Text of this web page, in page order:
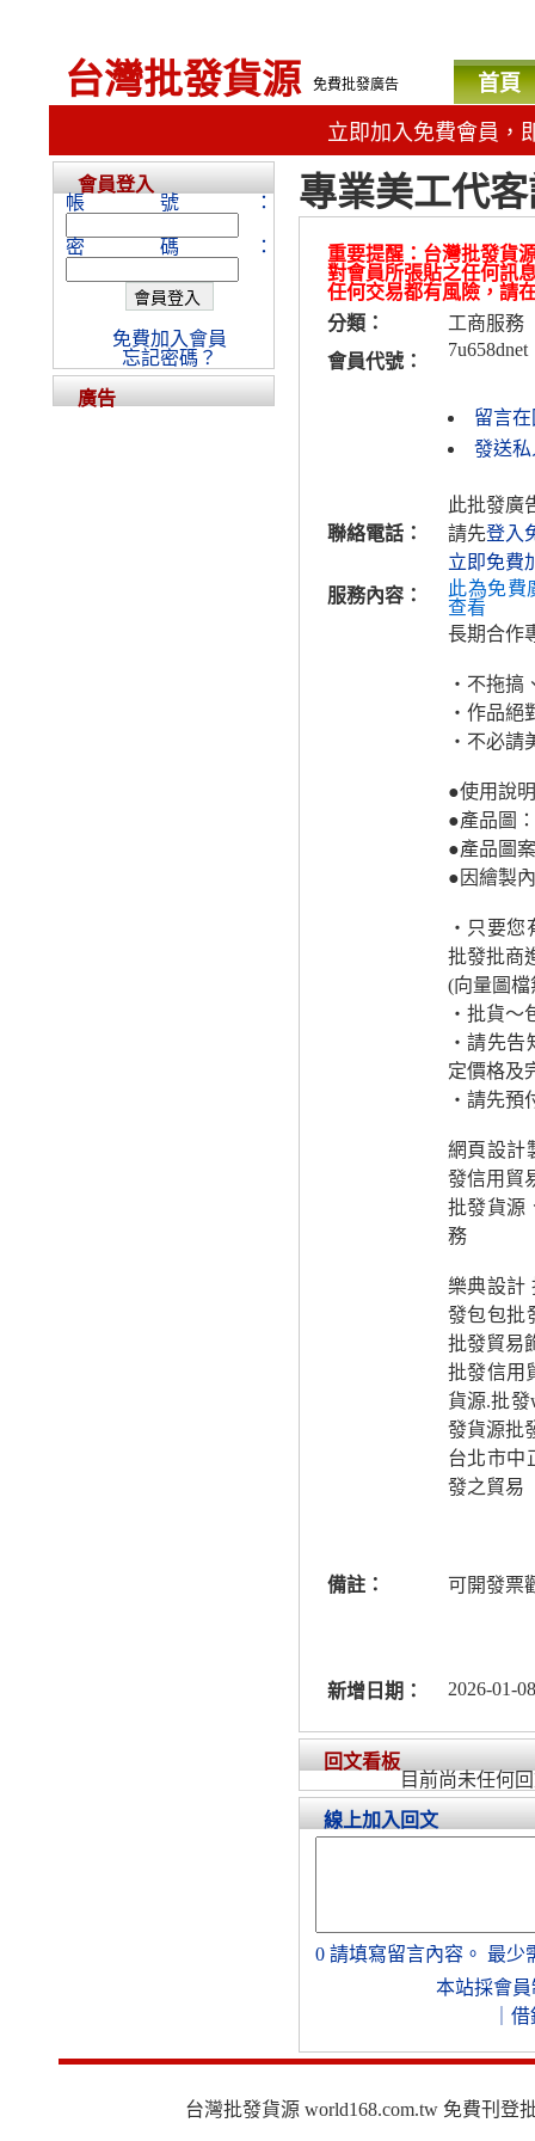
台灣批發貨源 免費批發廣告 首頁
立即加入免費會員，
專業美工代
重要提醒：台灣批發貨
對會員所張貼之任何訊
任何交易都有風險，請
分類：
工商服務
會員代號：
7u658dnet
留言
發送私
聯絡電話：
此批發廣
請先登入
立即免費
服務內容：
此為免費
查看
長期合作
‧不拖搞
‧作品絕
‧不必請
●使用說
●產品圖
●產品圖
●因繪製
‧只要您
批發批商
(向量圖
‧批貨～
‧請先告
定價格及
‧請先預
網頁設計
發信用貿
批發貨源
務
樂典設計
發包包批
批發貿易
批發信用
貨源.批
發貨源批
台北市中
發之貿易
備註： 可開發票
新增日期： 2026-01-
回文看板
目前尚未任何
線上加入回文
0 請填寫留言內容。 最少
本站採會員
借
會員登入
帳號：
密碼：
免費加入會員
忘記密碼？
廣告
台灣批發貨源 world168.com.tw 免費刊登